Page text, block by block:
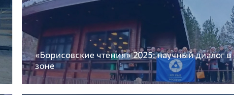
«Борисовские чтения» 2025: научный диалог
зоне